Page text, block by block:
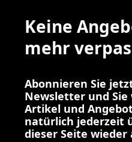
Keine
mehr
Abonnieren Sie
Newsletter und
Artikel und
natürlich jederzeit
dieser Seite wieder